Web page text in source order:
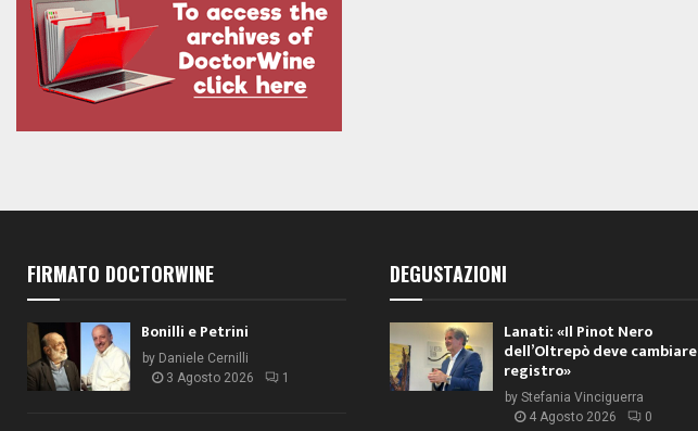
FIRMATO DOCTORWINE
Bonilli e Petrini
by Daniele Cernilli
3 Agosto 2026
1
DEGUSTAZIONI
Lanati: «Il Pinot Nero
dell’Oltrepò deve cambiare
registro»
by Stefania Vinciguerra
4 Agosto 2026
0